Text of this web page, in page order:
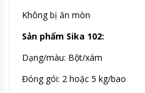
Không bị ăn mòn
Sản phẩm Sika 102:
Dạng/màu: Bột/xám
Đóng gói: 2 hoặc 5 kg/bao